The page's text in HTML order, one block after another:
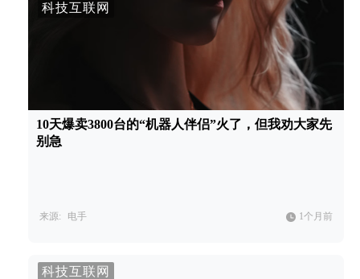
科技互联网
10天爆卖3800台的“机器人伴侣”火了，但我劝大家先
别急
来源: 电手 1个月前
科技互联网